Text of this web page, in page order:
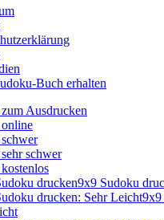
Buch erhalten
Ausdrucken
schwer
9x9 Sudoku
9x9